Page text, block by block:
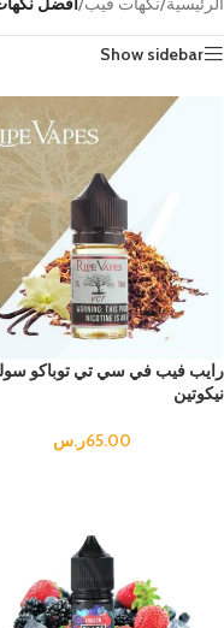
يُعد Salt Nic الخيار المثالي للمبتدئين...
Show sidebar
رايب فيب في سي تي توباكو
نيكوتين
65.00ر.س